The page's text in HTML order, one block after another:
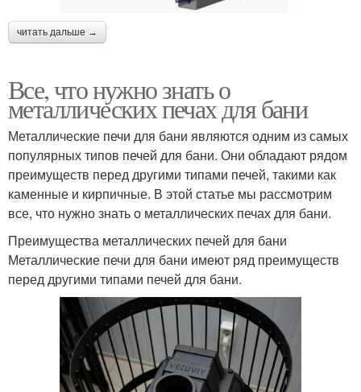
читать дальше →
Все, что нужно знать о
металлических печах для бани
Металлические печи для бани являются одним из самых
популярных типов печей для бани. Они обладают рядом
преимуществ перед другими типами печей, такими как
каменные и кирпичные. В этой статье мы рассмотрим
все, что нужно знать о металлических печах для бани.
Преимущества металлических печей для бани
Металлические печи для бани имеют ряд преимуществ
перед другими типами печей для бани.